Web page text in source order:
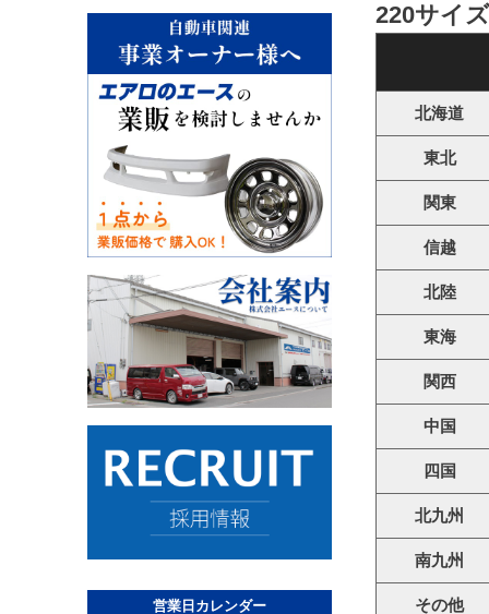
営業日カレンダー
220サイ
北海道
東北
関東
信越
北陸
東海
関西
中国
四国
北九州
南九州
その他